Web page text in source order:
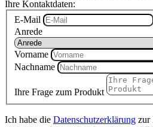
Ihre Kontaktdaten:
E-Mail
Anrede
Vorname
Nachname
Ihre Frage zum Produkt
Ich habe die Datenschutzerklärung zur